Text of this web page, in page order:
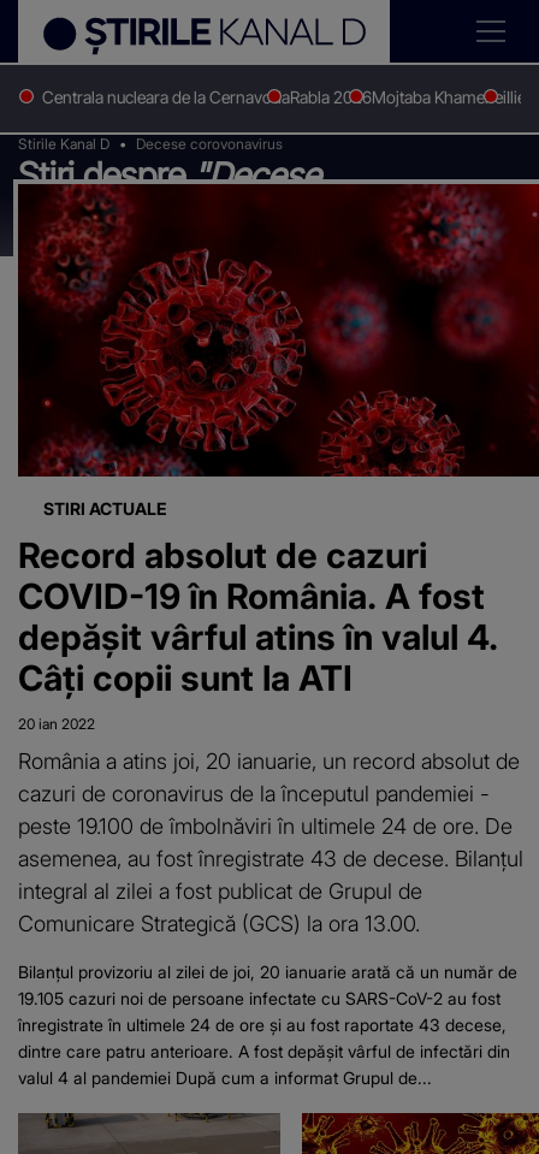
Centrala nucleara de la CernavodaRabla 2026Mojtaba KhameneiIlie
Stirile Kanal D Decese corovonavirus
Știri despre"Decese
corovonavirus"
STIRI ACTUALE
Record absolut de cazuri
COVID-19 în România. A fost
depășit vârful atins în valul 4.
Câți copii sunt la ATI
20 ian 2022
România a atins joi, 20 ianuarie, un record absolut de
cazuri de coronavirus de la începutul pandemiei -
peste 19.100 de îmbolnăviri în ultimele 24 de ore. De
asemenea, au fost înregistrate 43 de decese. Bilanțul
integral al zilei a fost publicat de Grupul de
Comunicare Strategică (GCS) la ora 13.00.
Bilanțul provizoriu al zilei de joi, 20 ianuarie arată că un număr de
19.105 cazuri noi de persoane infectate cu SARS-CoV-2 au fost
înregistrate în ultimele 24 de ore şi au fost raportate 43 decese,
dintre care patru anterioare. A fost depășit vârful de infectări din
valul 4 al pandemiei După cum a informat Grupul de...